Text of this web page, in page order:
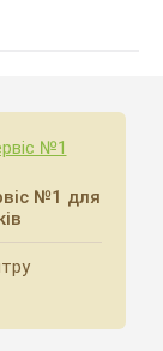
№1 для